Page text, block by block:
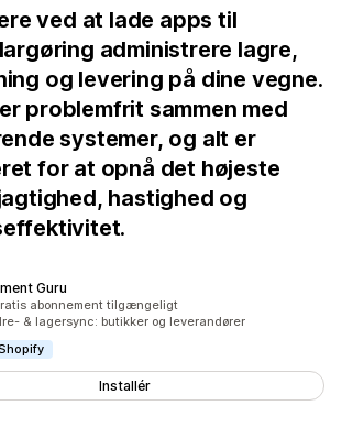
ved at lade apps til
administrere lagre,
og levering på dine vegne.
problemfrit sammen med
systemer, og alt er
for at opnå det højeste
hastighed og
Guru
i altabonnement tilgængeligt
& lagersync: butikker og leverandører
Installér